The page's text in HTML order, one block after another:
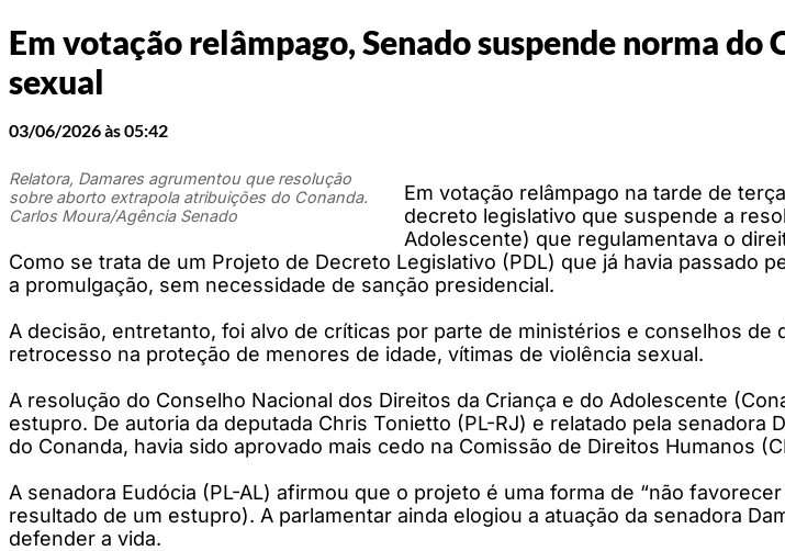
Em votação relâmpago, Senado suspende norma
sexual
03/06/2026 às 05:42
Relatora, Damares agrumentou que resolução
sobre aborto extrapola atribuições do Conanda.
Carlos Moura/Agência Senado
Em votação relâmpago na tarde de
decreto legislativo que suspende a
Adolescente) que regulamentava o
Como se trata de um Projeto de Decreto Legislativo (PDL) que já havia passado
a promulgação, sem necessidade de sanção presidencial.
A decisão, entretanto, foi alvo de críticas por parte de ministérios e conselhos
retrocesso na proteção de menores de idade, vítimas de violência sexual.
A resolução do Conselho Nacional dos Direitos da Criança e do Adolescente
estupro. De autoria da deputada Chris Tonietto (PL-RJ) e relatado pela
do Conanda, havia sido aprovado mais cedo na Comissão de Direitos Humanos
A senadora Eudócia (PL-AL) afirmou que o projeto é uma forma de “não
resultado de um estupro). A parlamentar ainda elogiou a atuação da senadora
defender a vida.